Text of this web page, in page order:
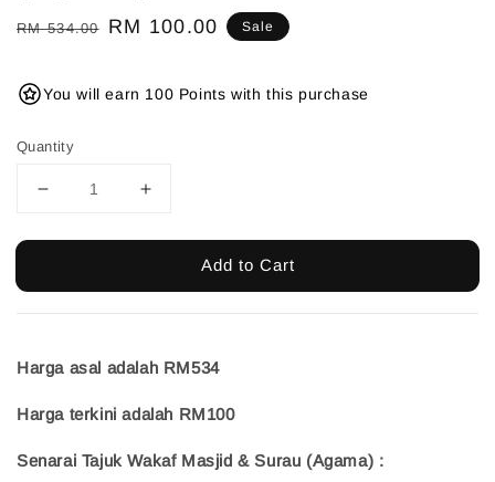
Regular
RM 534.00
Sale
RM 100.00 Sale
You will earn 100 Points with this purchase
Quantity
Add to Cart
Harga asal adalah RM534
Harga terkini adalah RM100
Senarai Tajuk Wakaf Masjid & Surau (Agama) :